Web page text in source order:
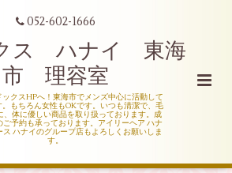
052-602-1666
ス ハナイ 東海
市 理容室
ックスHPへ！東海市でメンズ中心に活動して
もちろん女性もOKです。いつも清潔で、毛
、体に優しい商品を取り扱っております。成
ご予約も承っております。アイリーヘア ハナ
ス ハナイのグループ店もよろしくお願いしま
す。